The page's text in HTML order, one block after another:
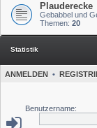
Plauderecke
Gebabbel und
Themen: 20
Statistik
ANMELDEN •
Benutzername: